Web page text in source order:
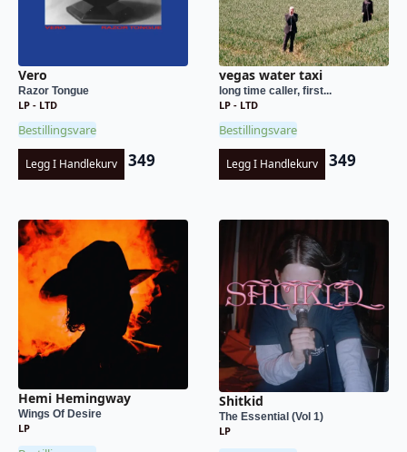
Vero
Razor Tongue
LP - LTD
Bestillingsvare
Legg I Handlekurv 349
vegas water taxi
long time caller, first...
LP - LTD
Bestillingsvare
Legg I Handlekurv 349
Hemi Hemingway
Wings Of Desire
LP
Shitkid
The Essential (Vol 1)
LP